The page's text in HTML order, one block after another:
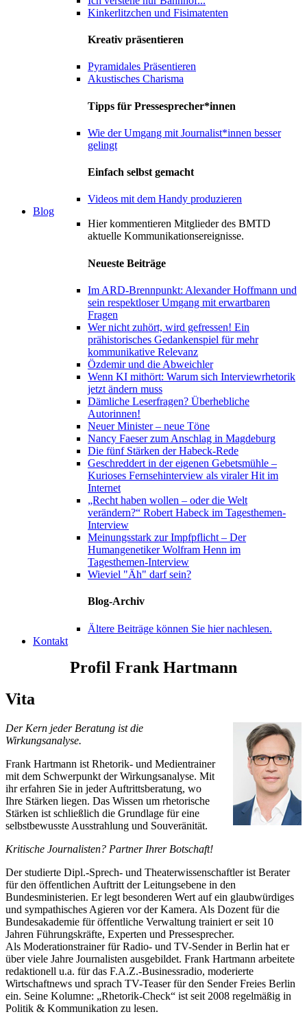
Kinkerlitzchen und Fisimatenten
Kreativ präsentieren
Pyramidales Präsentieren
Akustisches Charisma
Tipps für Pressesprecher*innen
Wie der Umgang mit Journalist*innen besser
gelingt
Einfach selbst gemacht
Videos mit dem Handy produzieren
Blog
Hier kommentieren Mitglieder des BMTD
aktuelle Kommunikationsereignisse.
Neueste Beiträge
Im ARD-Brennpunkt: Alexander Hoffmann und
sein respektloser Umgang mit erwartbaren
Fragen
Wer nicht zuhört, wird gefressen! Ein
prähistorisches Gedankenspiel für mehr
kommunikative Relevanz
Özdemir und die Abweichler
Wenn KI mithört: Warum sich Interviewrhetorik
jetzt ändern muss
Dämliche Leserfragen? Überhebliche
Autorinnen!
Neuer Minister – neue Töne
Nancy Faeser zum Anschlag in Magdeburg
Die fünf Stärken der Habeck-Rede
Geschreddert in der eigenen Gebetsmühle –
Kurioses Fernsehinterview als viraler Hit im
Internet
„Recht haben wollen – oder die Welt
verändern?“ Robert Habeck im Tagesthemen-
Interview
Meinungsstark zur Impfpflicht – Der
Humangenetiker Wolfram Henn im
Tagesthemen-Interview
Wieviel "Äh" darf sein?
Blog-Archiv
Ältere Beiträge können Sie hier nachlesen.
Kontakt
Profil Frank Hartmann
Vita
Der Kern jeder Beratung ist die
Wirkungsanalyse.
Frank Hartmann ist Rhetorik- und Medientrainer
mit dem Schwerpunkt der Wirkungsanalyse. Mit
ihr erfahren Sie in jeder Auftrittsberatung, wo
Ihre Stärken liegen. Das Wissen um rhetorische
Stärken ist schließlich die Grundlage für eine
selbstbewusste Ausstrahlung und Souveränität.
Kritische Journalisten? Partner Ihrer Botschaft!
Der studierte Dipl.-Sprech- und Theaterwissenschaftler ist Berater
für den öffentlichen Auftritt der Leitungsebene in den
Bundesministerien. Er legt besonderen Wert auf ein glaubwürdiges
und sympathisches Agieren vor der Kamera. Als Dozent für die
Bundesakademie für öffentliche Verwaltung trainiert er seit 10
Jahren Führungskräfte, Experten und Pressesprecher.
Als Moderationstrainer für Radio- und TV-Sender in Berlin hat er
über viele Jahre Journalisten ausgebildet. Frank Hartmann arbeitete
redaktionell u.a. für das F.A.Z.-Businessradio, moderierte
Wirtschaftnews und sprach TV-Teaser für den Sender Freies Berlin
ein. Seine Kolumne: „Rhetorik-Check“ ist seit 2008 regelmäßig in
Politik & Kommunikation zu lesen.